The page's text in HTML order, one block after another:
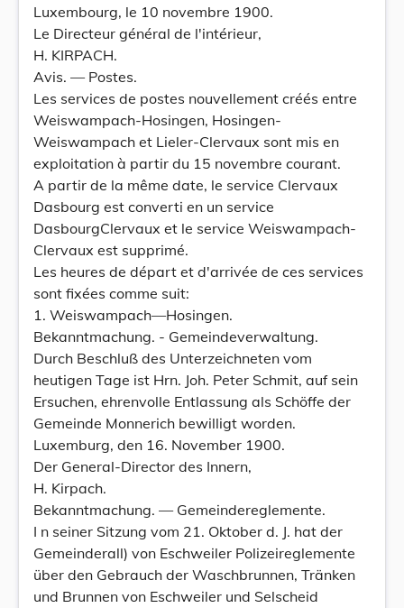
Luxembourg, le 10 novembre 1900.
Le Directeur général de l'intérieur,
H. KIRPACH.
Avis. — Postes.
Les services de postes nouvellement créés entre
Weiswampach-Hosingen, Hosingen-
Weiswampach et Lieler-Clervaux sont mis en
exploitation à partir du 15 novembre courant.
A partir de la même date, le service Clervaux
Dasbourg est converti en un service
DasbourgClervaux et le service Weiswampach-
Clervaux est supprimé.
Les heures de départ et d'arrivée de ces services
sont fixées comme suit:
1. Weiswampach—Hosingen.
Bekanntmachung. - Gemeindeverwaltung.
Durch Beschluß des Unterzeichneten vom
heutigen Tage ist Hrn. Joh. Peter Schmit, auf sein
Ersuchen, ehrenvolle Entlassung als Schöffe der
Gemeinde Monnerich bewilligt worden.
Luxemburg, den 16. November 1900.
Der General-Director des Innern,
H. Kirpach.
Bekanntmachung. — Gemeindereglemente.
I n seiner Sitzung vom 21. Oktober d. J. hat der
Gemeinderall) von Eschweiler Polizeireglemente
über den Gebrauch der Waschbrunnen, Tränken
und Brunnen von Eschweiler und Selscheid